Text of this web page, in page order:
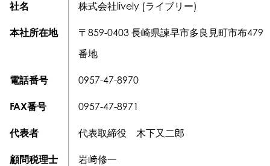
社名 株式会社lively (ライブリー)
本社所在地
〒859-0403 長崎県諫早市多良見町市布479
番地
電話番号 0957-47-8970
FAX番号 0957-47-8971
代表者 代表取締役 木下又二郎
顧問税理士 岩﨑修一